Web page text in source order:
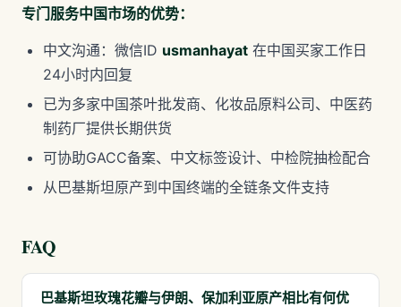
专门服务中国市场的优势：
中文沟通：微信ID usmanhayat 在中国买家工作日
24小时内回复
已为多家中国茶叶批发商、化妆品原料公司、中医药
制药厂提供长期供货
可协助GACC备案、中文标签设计、中检院抽检配合
从巴基斯坦原产到中国终端的全链条文件支持
FAQ
巴基斯坦玫瑰花瓣与伊朗、保加利亚原产相比有何优